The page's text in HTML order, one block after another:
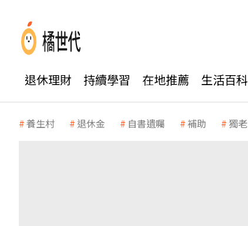
退休理財 持續學習 在地推薦 生活百科
養生村 退休金 自書遺囑 補助 獨老